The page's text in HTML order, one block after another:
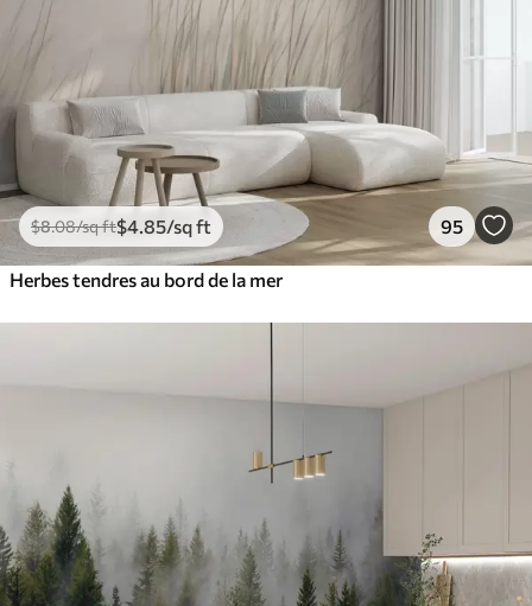
$8.08/sq ft$4 .85/sq ft 95
Herbes tendres au bord de la mer